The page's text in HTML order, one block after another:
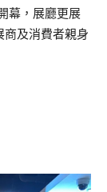
幕，展廳更展
商及消費者親身